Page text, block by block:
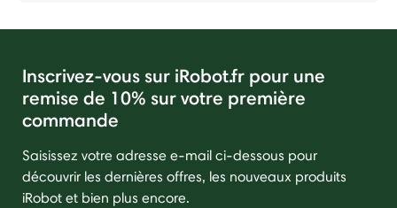
Inscrivez-vous sur iRobot.fr pour une
remise de 10% sur votre première
commande
Saisissez votre adresse e-mail ci-dessous pour
découvrir les dernières offres, les nouveaux produits
iRobot et bien plus encore.